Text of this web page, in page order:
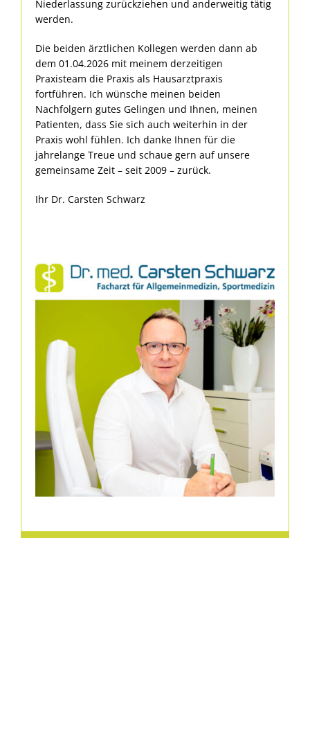
Niederlassung zurückziehen und anderweitig tätig
werden.
Die beiden ärztlichen Kollegen werden dann ab
dem 01.04.2026 mit meinem derzeitigen
Praxisteam die Praxis als Hausarztpraxis
fortführen. Ich wünsche meinen beiden
Nachfolgern gutes Gelingen und Ihnen, meinen
Patienten, dass Sie sich auch weiterhin in der
Praxis wohl fühlen. Ich danke Ihnen für die
jahrelange Treue und schaue gern auf unsere
gemeinsame Zeit – seit 2009 – zurück.
Ihr Dr. Carsten Schwarz